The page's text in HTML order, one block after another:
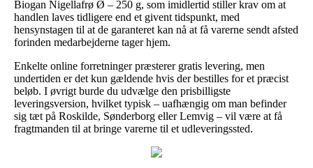
Biogan Nigellafrø Ø – 250 g, som imidlertid stiller krav om at
handlen laves tidligere end et givent tidspunkt, med
hensynstagen til at de garanteret kan nå at få varerne sendt afsted
forinden medarbejderne tager hjem.
Enkelte online forretninger præsterer gratis levering, men
undertiden er det kun gældende hvis der bestilles for et præcist
beløb. I øvrigt burde du udvælge den prisbilligste
leveringsversion, hvilket typisk – uafhængig om man befinder
sig tæt på Roskilde, Sønderborg eller Lemvig – vil være at få
fragtmanden til at bringe varerne til et udleveringssted.